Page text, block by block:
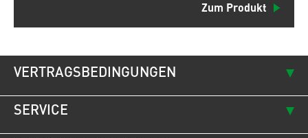
Zum Produkt
VERTRAGSBEDINGUNGEN
SERVICE